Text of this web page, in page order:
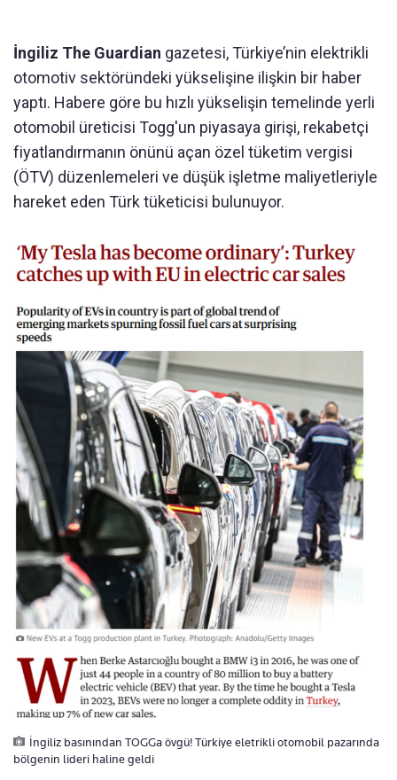
İngiliz The Guardian gazetesi, Türkiye’nin elektrikli
otomotiv sektöründeki yükselişine ilişkin bir haber
yaptı. Habere göre bu hızlı yükselişin temelinde yerli
otomobil üreticisi Togg'un piyasaya girişi, rekabetçi
fiyatlandırmanın önünü açan özel tüketim vergisi
(ÖTV) düzenlemeleri ve düşük işletme maliyetleriyle
hareket eden Türk tüketicisi bulunuyor.
İngiliz basınından TOGGa övgü! Türkiye eletrikli otomobil pazarında
bölgenin lideri haline geldi